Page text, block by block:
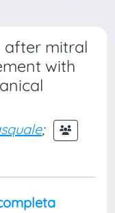
after mitral
with
;